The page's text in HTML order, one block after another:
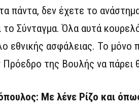
πάντα, δεν έχετε το
το Σύνταγμα. Όλα αυτά
εθνικής ασφάλειας. Το μόνο
της Βουλής να πάρει
Με λένε Ρίζο και